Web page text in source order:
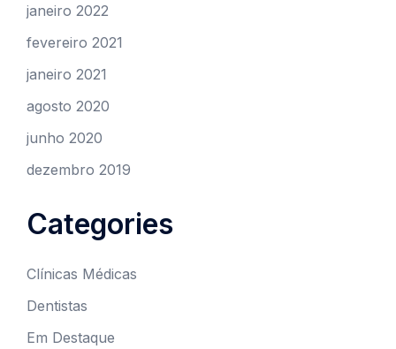
janeiro 2022
fevereiro 2021
janeiro 2021
agosto 2020
junho 2020
dezembro 2019
Categories
Clínicas Médicas
Dentistas
Em Destaque